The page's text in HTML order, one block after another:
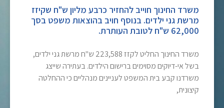
משרד החינוך חוייב להחזיר כרבע מליון ש"ח שקיזז
מרשת גני ילדים. בנוסף חויב בהוצאות משפט בסך
62,000 ש"ח לטובת העותרת.
משרד החינוך החליט לקזז 223,588 ש"ח מרשת גני ילדים,
בשל אי-דיוקים מסוימים ברישום הילדים. בעתירה שייצג
משרדנו קבע בית המשפט לעניינים מנהליים כי ההחלטה
קיצונית,